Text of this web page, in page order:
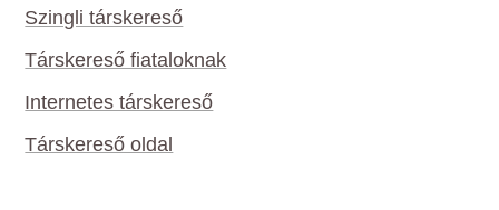
Szingli társkereső
Társkereső fiataloknak
Internetes társkereső
Társkereső oldal